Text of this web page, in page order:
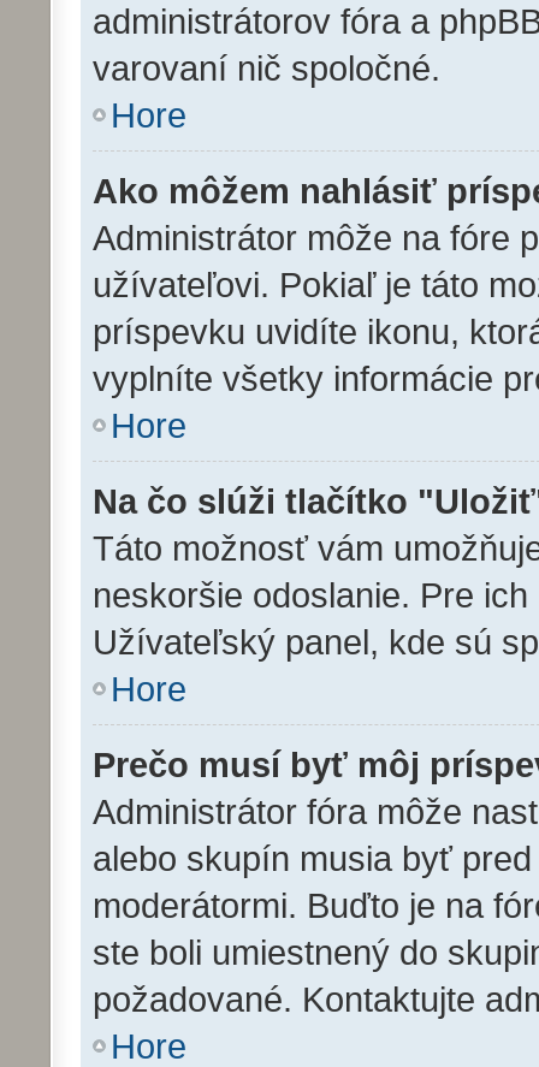
administrátorov fóra a
varovaní nič spoločné.
Hore
Ako môžem nahlásiť
Administrátor môže na fóre
užívateľovi. Pokiaľ je táto
príspevku uvidíte ikonu,
vyplníte všetky informácie
Hore
Na čo slúži tlačítko
Táto možnosť vám
neskoršie odoslanie. Pre
Užívateľský panel, kde sú
Hore
Prečo musí byť môj
Administrátor fóra môže
alebo skupín musia byť
moderátormi. Buďto je na
ste boli umiestnený do
požadované. Kontaktujte
Hore